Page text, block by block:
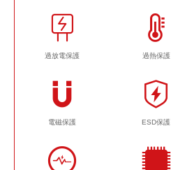
過放電保護 過熱保護
電磁保護 ESD保護